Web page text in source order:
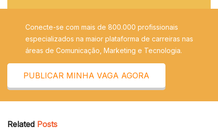
Conecte-se com mais de 800.000 profissionais
especializados na maior plataforma de carreiras nas
áreas de Comunicação, Marketing e Tecnologia.
PUBLICAR MINHA VAGA AGORA
Related Posts